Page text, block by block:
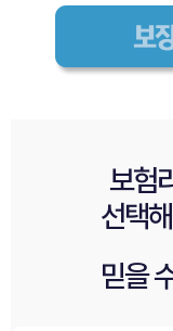
보험
선택
믿을